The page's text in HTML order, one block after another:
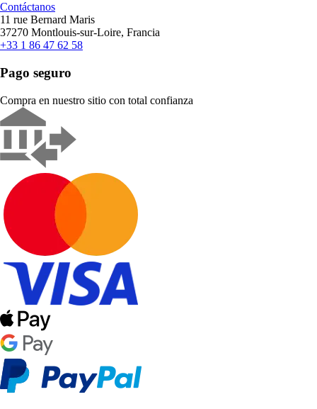
Contáctanos
11 rue Bernard Maris
37270 Montlouis-sur-Loire, Francia
+33 1 86 47 62 58
Pago seguro
Compra en nuestro sitio con total confianza